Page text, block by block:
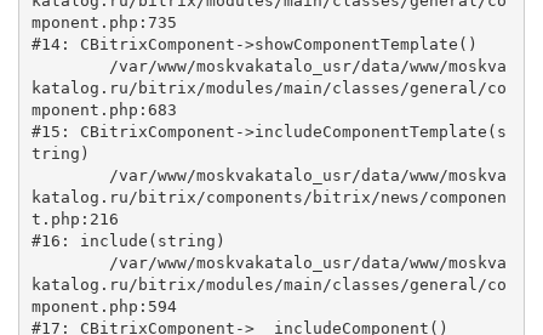
mponent.php:735
#14: CBitrixComponent->showComponentTemplate()
katalog.ru/bitrix/modules/main/classes/general/co
mponent.php:683
#15: CBitrixComponent->includeComponentTemplate(s
tring)
katalog.ru/bitrix/components/bitrix/news/componen
t.php:216
#16: include(string)
katalog.ru/bitrix/modules/main/classes/general/co
mponent.php:594
#17: CBitrixComponent->__includeComponent()